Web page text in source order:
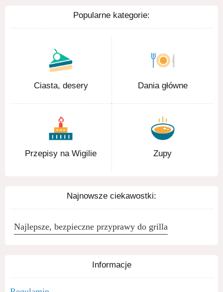
Popularne kategorie:
Ciasta, desery Dania główne
Przepisy na Wigilie Zupy
Najnowsze ciekawostki:
Najlepsze, bezpieczne przyprawy do grilla
Informacje